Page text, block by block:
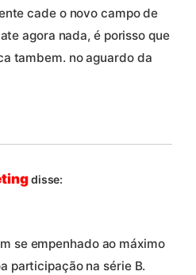
cade o novo campo de
agora nada, é porisso que
tambem. no aguardo da
disse:
se empenhado ao máximo
participação na série B.